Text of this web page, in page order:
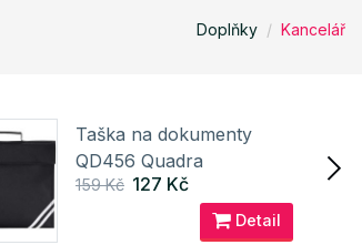
Doplňky Kancelář
Taška na dokumenty
QD456 Quadra
159 Kč 127 Kč
Detail